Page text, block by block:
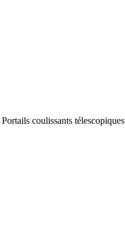
Portails coulissants télescopiques